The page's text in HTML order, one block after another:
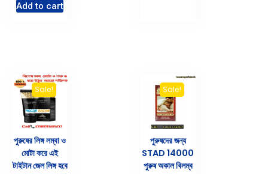
Add to cart
Sale!
পুরুষের লিঙ্গ লম্বা ও
মোটা করে এই
টাইটান জেল লিঙ্গ হবে
Sale!
পুরুষদের জন্য
STAD 14000
পুরুষ অকাল বিলম্ব